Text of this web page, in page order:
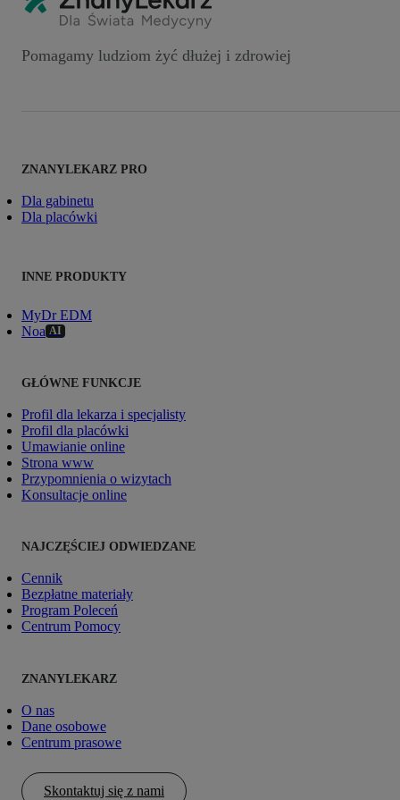
Pomagamy ludziom żyć dłużej i zdrowiej
ZNANYLEKARZ PRO
Dla gabinetu
Dla placówki
INNE PRODUKTY
MyDr EDM
Noa AI
GŁÓWNE FUNKCJE
Profil dla lekarza i specjalisty
Profil dla placówki
Umawianie online
Strona www
Przypomnienia o wizytach
Konsultacje online
NAJCZĘŚCIEJ ODWIEDZANE
Cennik
Bezpłatne materiały
Program Poleceń
Centrum Pomocy
ZNANYLEKARZ
O nas
Dane osobowe
Centrum prasowe
Skontaktuj się z nami